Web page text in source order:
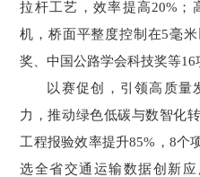
拉杆工艺，效率提高20%；
机，桥面平整度控制在5毫
奖、中国公路学会科技奖等16
以赛促创，引领高质量
力，推动绿色低碳与数智化
工程报验效率提升85%，8个
选全省交通运输数据创新